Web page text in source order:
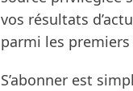
vos résultats
parmi les
S’abonner est